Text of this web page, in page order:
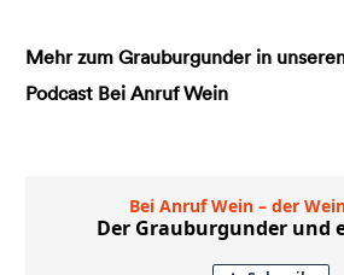
Mehr zum Grauburgunder in
Podcast Bei Anruf Wein